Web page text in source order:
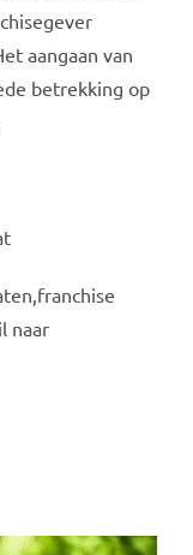
aangaan van
betrekking op
naar